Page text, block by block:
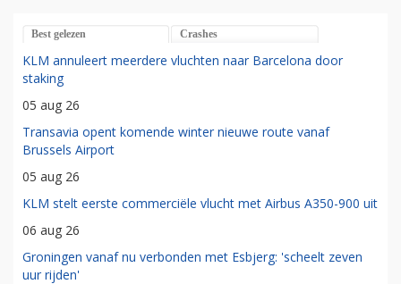
Best gelezen Crashes
KLM annuleert meerdere vluchten naar Barcelona door
staking
05 aug 26
Transavia opent komende winter nieuwe route vanaf
Brussels Airport
05 aug 26
KLM stelt eerste commerciële vlucht met Airbus A350-900 uit
06 aug 26
Groningen vanaf nu verbonden met Esbjerg: 'scheelt zeven
uur rijden'